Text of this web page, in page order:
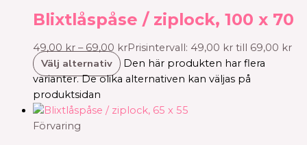
Blixtlåspåse / ziplock, 100 x 70
49,00 kr – 69,00 krPrisintervall: 49,00 kr till 69,00 kr
Välj alternativ
Den här produkten har flera
varianter. De olika alternativen kan väljas på
produktsidan
Förvaring